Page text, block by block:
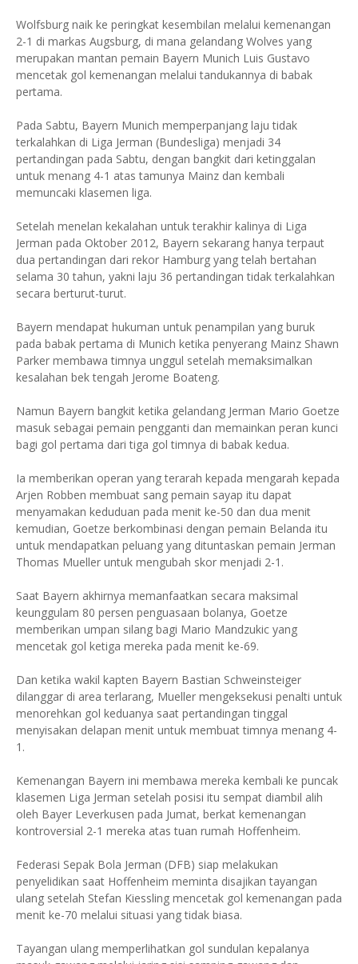
Wolfsburg naik ke peringkat kesembilan melalui kemenangan
2-1 di markas Augsburg, di mana gelandang Wolves yang
merupakan mantan pemain Bayern Munich Luis Gustavo
mencetak gol kemenangan melalui tandukannya di babak
pertama.
Pada Sabtu, Bayern Munich memperpanjang laju tidak
terkalahkan di Liga Jerman (Bundesliga) menjadi 34
pertandingan pada Sabtu, dengan bangkit dari ketinggalan
untuk menang 4-1 atas tamunya Mainz dan kembali
memuncaki klasemen liga.
Setelah menelan kekalahan untuk terakhir kalinya di Liga
Jerman pada Oktober 2012, Bayern sekarang hanya terpaut
dua pertandingan dari rekor Hamburg yang telah bertahan
selama 30 tahun, yakni laju 36 pertandingan tidak terkalahkan
secara berturut-turut.
Bayern mendapat hukuman untuk penampilan yang buruk
pada babak pertama di Munich ketika penyerang Mainz Shawn
Parker membawa timnya unggul setelah memaksimalkan
kesalahan bek tengah Jerome Boateng.
Namun Bayern bangkit ketika gelandang Jerman Mario Goetze
masuk sebagai pemain pengganti dan memainkan peran kunci
bagi gol pertama dari tiga gol timnya di babak kedua.
Ia memberikan operan yang terarah kepada mengarah kepada
Arjen Robben membuat sang pemain sayap itu dapat
menyamakan keduduan pada menit ke-50 dan dua menit
kemudian, Goetze berkombinasi dengan pemain Belanda itu
untuk mendapatkan peluang yang dituntaskan pemain Jerman
Thomas Mueller untuk mengubah skor menjadi 2-1.
Saat Bayern akhirnya memanfaatkan secara maksimal
keunggulam 80 persen penguasaan bolanya, Goetze
memberikan umpan silang bagi Mario Mandzukic yang
mencetak gol ketiga mereka pada menit ke-69.
Dan ketika wakil kapten Bayern Bastian Schweinsteiger
dilanggar di area terlarang, Mueller mengeksekusi penalti untuk
menorehkan gol keduanya saat pertandingan tinggal
menyisakan delapan menit untuk membuat timnya menang 4-
1.
Kemenangan Bayern ini membawa mereka kembali ke puncak
klasemen Liga Jerman setelah posisi itu sempat diambil alih
oleh Bayer Leverkusen pada Jumat, berkat kemenangan
kontroversial 2-1 mereka atas tuan rumah Hoffenheim.
Federasi Sepak Bola Jerman (DFB) siap melakukan
penyelidikan saat Hoffenheim meminta disajikan tayangan
ulang setelah Stefan Kiessling mencetak gol kemenangan pada
menit ke-70 melalui situasi yang tidak biasa.
Tayangan ulang memperlihatkan gol sundulan kepalanya